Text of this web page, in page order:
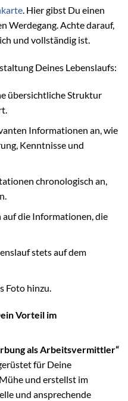
. Hier gibst Du einen
Werdegang. Achte darauf,
und vollständig ist.
Deines Lebenslaufs:
übersichtliche Struktur
Informationen an, wie
Kenntnisse und
chronologisch an,
die Informationen, die
stets auf dem
Foto hinzu.
Vorteil im
als Arbeitsvermittler“
für Deine
und erstellst im
und ansprechende